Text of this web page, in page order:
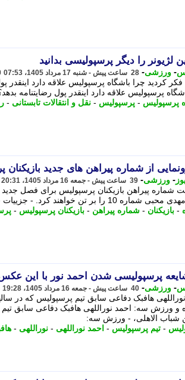
لژیونر را دیگر پرسپولیسی بدانید
- ورزشی- 28 ساعت پیش - شنبه 17 مرداد 1405، 07:53
فکر کردید چرا باشگاه پرسپولیس علاقه دارد اینقدر
پرسپولیس علاقه دارد اینقدر پول رضایتنامه
پرسپولیس - پرسپولیس - نقل و انتقالات تابستانی -
از شماره پیراهن های جدید
- ورزشی- 39 ساعت پیش - جمعه 16 مرداد 1405، 20:31
را بر تن خواهند کرد. - جزییات شماره های جدید سرخ پوشان را بخوانید.
- بازیکنان - شماره پیراهن - بازیکنان پرسپولیس -
پرسپولیسی شدن احمد نور با این عکس
- ورزشی- 40 ساعت پیش - جمعه 16 مرداد 1405، 19:28
هافبک دفاعی سابق تیم پرسپولیس که در
و ورزش سه: احمد نوراللهی هافبک دفاعی سابق
شباب الاهلی، - ورزش سه:
- تیم پرسپولیس - احمد نوراللهی - نوراللهی -